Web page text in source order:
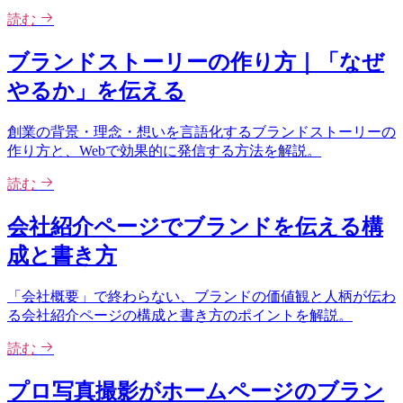
読む
ブランドストーリーの作り方｜「なぜ
やるか」を伝える
創業の背景・理念・想いを言語化するブランドストーリーの
作り方と、Webで効果的に発信する方法を解説。
読む
会社紹介ページでブランドを伝える構
成と書き方
「会社概要」で終わらない、ブランドの価値観と人柄が伝わ
る会社紹介ページの構成と書き方のポイントを解説。
読む
プロ写真撮影がホームページのブラン